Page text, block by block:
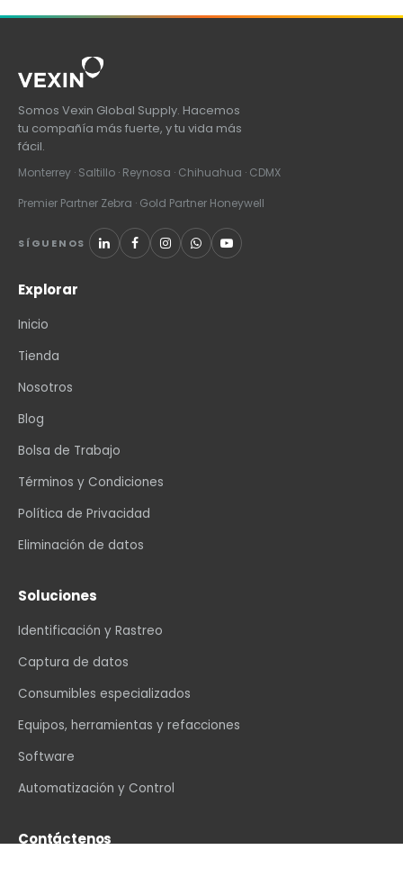
Somos Vexin Global Supply. Hacemos
tu compañía más fuerte, y tu vida más
fácil.
Monterrey · Saltillo · Reynosa · Chihuahua · CDMX
Premier Partner Zebra · Gold Partner Honeywell
SÍGUENOS
Explorar
Inicio
Tienda
Nosotros
Blog
Bolsa de Trabajo
Términos y Condiciones
Política de Privacidad
Eliminación de datos
Soluciones
Identificación y Rastreo
Captura de datos
Consumibles especializados
Equipos, herramientas y refacciones
Software
Automatización y Control
Contáctenos